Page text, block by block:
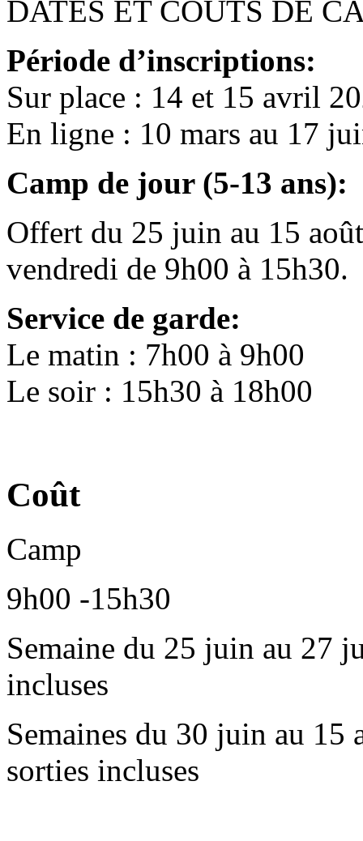
DATES ET COÛTS DE
Période d’inscriptions:
Sur place : 14 et 15 avril
En ligne : 10 mars au 17
Camp de jour (5-13 ans):
Offert du 25 juin au 15
vendredi de 9h00 à 15h30.
Service de garde:
Le matin : 7h00 à 9h00
Le soir : 15h30 à 18h00
Coût
Camp
9h00 -15h30
Semaine du 25 juin au 27
incluses
Semaines du 30 juin au 15
sorties incluses